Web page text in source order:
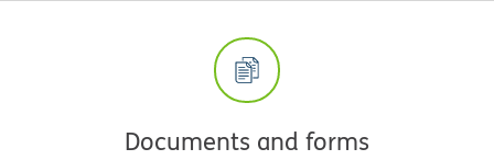
Documents and forms